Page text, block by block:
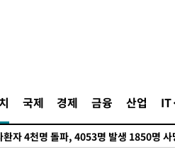
국제 경제 금융 산업
제 하락 마감…나스닥 0.06%↓
직 책임' 임성근, 항소심도 징역 3년
환자 4천명 돌파, 4053명 발생 1850명 사